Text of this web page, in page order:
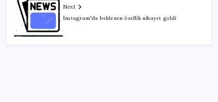
Next
Instagram’da beklenen özellik nihayet geldi